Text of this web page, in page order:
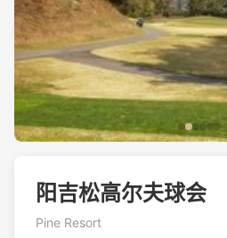
阳吉松高尔夫球会
Pine Resort